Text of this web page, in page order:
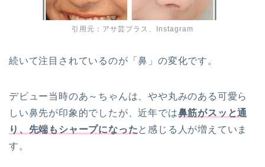
引用元：アサ芸プラス、Instagram
続いて注目されているのが「鼻」の変化です。
デビュー当時のあ～ちゃんは、やや丸みのある可愛ら
しい鼻先が印象的でしたが、近年では鼻筋がスッと通
り、先端もシャープになったと感じる人が増えていま
す。